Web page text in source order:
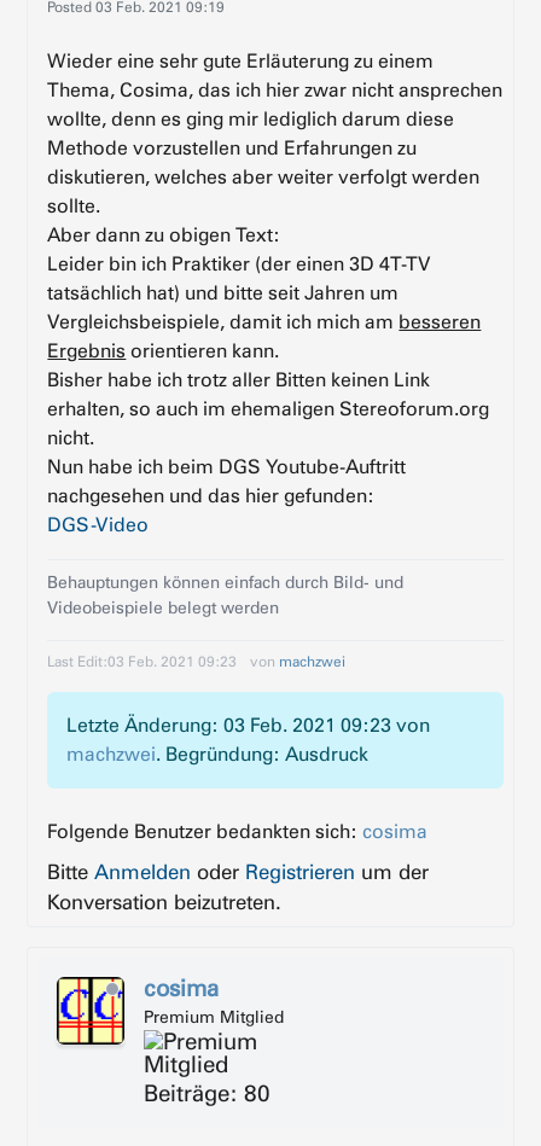
Posted03 Feb. 2021 09:19
Wieder eine sehr gute Erläuterung zu einem
Thema, Cosima, das ich hier zwar nicht ansprechen
wollte, denn es ging mir lediglich darum diese
Methode vorzustellen und Erfahrungen zu
diskutieren, welches aber weiter verfolgt werden
sollte.
Aber dann zu obigen Text:
Leider bin ich Praktiker (der einen 3D 4T-TV
tatsächlich hat) und bitte seit Jahren um
Vergleichsbeispiele, damit ich mich am besseren
Ergebnis orientieren kann.
Bisher habe ich trotz aller Bitten keinen Link
erhalten, so auch im ehemaligen Stereoforum.org
nicht.
Nun habe ich beim DGS Youtube-Auftritt
nachgesehen und das hier gefunden:
DGS-Video
Behauptungen können einfach durch Bild- und
Videobeispiele belegt werden
Last Edit:03 Feb. 2021 09:23 von machzwei
Letzte Änderung: 03 Feb. 2021 09:23 von
machzwei. Begründung: Ausdruck
Folgende Benutzer bedankten sich:cosima
BitteAnmelden oder Registrieren um der
Konversation beizutreten.
cosima
Premium Mitglied
Beiträge: 80